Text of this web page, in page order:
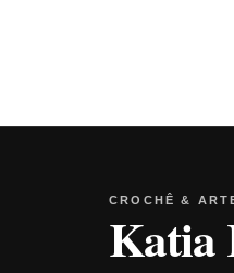
CROCHÊ &
Katia